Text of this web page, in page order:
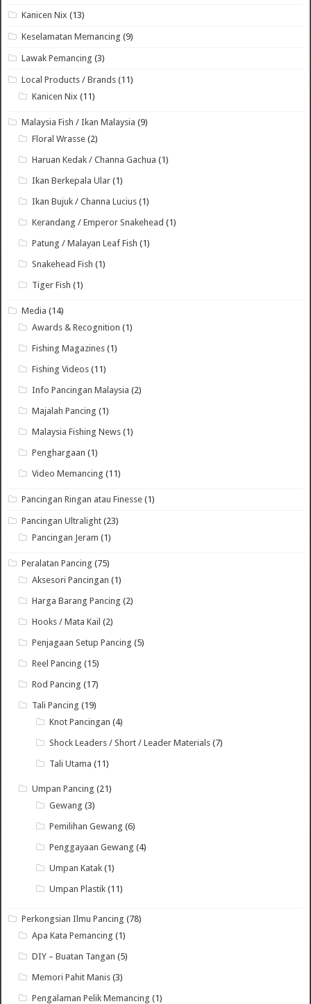
Kanicen Nix (13)
Keselamatan Memancing (9)
Lawak Pemancing (3)
Local Products / Brands (11)
Kanicen Nix (11)
Malaysia Fish / Ikan Malaysia (9)
Floral Wrasse (2)
Haruan Kedak / Channa Gachua (1)
Ikan Berkepala Ular (1)
Ikan Bujuk / Channa Lucius (1)
Kerandang / Emperor Snakehead (1)
Patung / Malayan Leaf Fish (1)
Snakehead Fish (1)
Tiger Fish (1)
Media (14)
Awards & Recognition (1)
Fishing Magazines (1)
Fishing Videos (11)
Info Pancingan Malaysia (2)
Majalah Pancing (1)
Malaysia Fishing News (1)
Penghargaan (1)
Video Memancing (11)
Pancingan Ringan atau Finesse (1)
Pancingan Ultralight (23)
Pancingan Jeram (1)
Peralatan Pancing (75)
Aksesori Pancingan (1)
Harga Barang Pancing (2)
Hooks / Mata Kail (2)
Penjagaan Setup Pancing (5)
Reel Pancing (15)
Rod Pancing (17)
Tali Pancing (19)
Knot Pancingan (4)
Shock Leaders / Short / Leader Materials (7)
Tali Utama (11)
Umpan Pancing (21)
Gewang (3)
Pemilihan Gewang (6)
Penggayaan Gewang (4)
Umpan Katak (1)
Umpan Plastik (11)
Perkongsian Ilmu Pancing (78)
Apa Kata Pemancing (1)
DIY – Buatan Tangan (5)
Memori Pahit Manis (3)
Pengalaman Pelik Memancing (1)